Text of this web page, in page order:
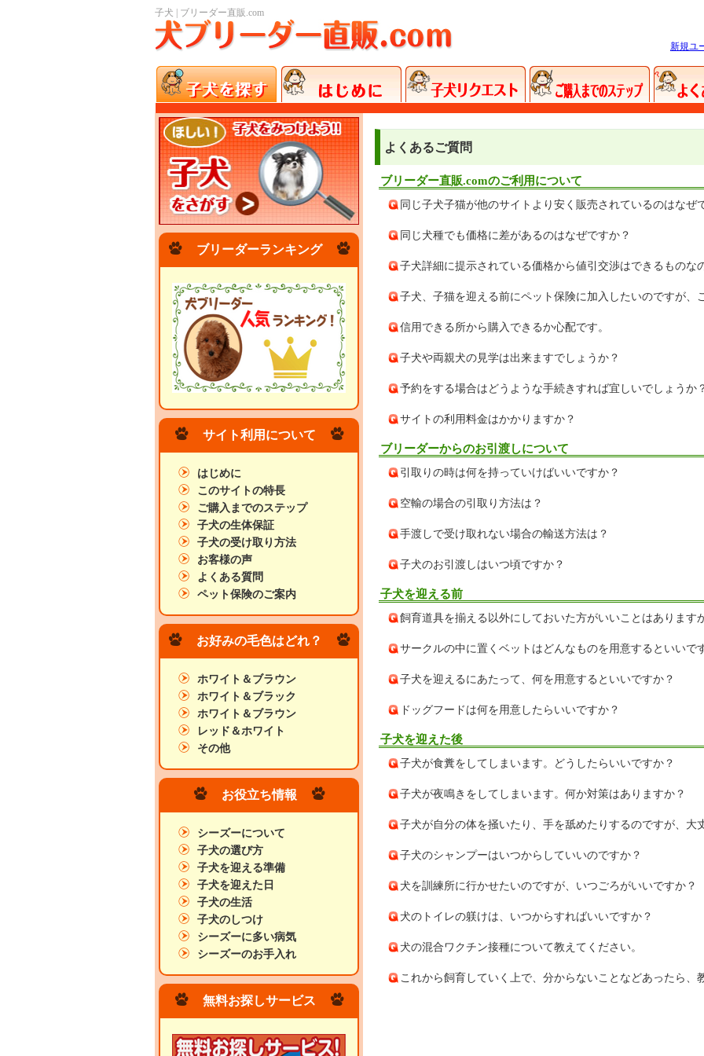
子犬 | ブリーダー直販.com
新規ユ
よくあるご質問
ブリーダー直販.comのご利用について
同じ子犬子猫が他のサイトより安く販売されているのはなぜ
同じ犬種でも価格に差があるのはなぜですか？
子犬詳細に提示されている価格から値引交渉はできるものな
子犬、子猫を迎える前にペット保険に加入したいのですが、
信用できる所から購入できるか心配です。
子犬や両親犬の見学は出来ますでしょうか？
予約をする場合はどうような手続きすれば宜しいでしょうか
サイトの利用料金はかかりますか？
ブリーダーからのお引渡しについて
引取りの時は何を持っていけばいいですか？
空輸の場合の引取り方法は？
手渡しで受け取れない場合の輸送方法は？
子犬のお引渡しはいつ頃ですか？
子犬を迎える前
飼育道具を揃える以外にしておいた方がいいことはあります
サークルの中に置くベットはどんなものを用意するといいで
子犬を迎えるにあたって、何を用意するといいですか？
ドッグフードは何を用意したらいいですか？
子犬を迎えた後
子犬が食糞をしてしまいます。どうしたらいいですか？
子犬が夜鳴きをしてしまいます。何か対策はありますか？
子犬が自分の体を掻いたり、手を舐めたりするのですが、大
子犬のシャンプーはいつからしていいのですか？
犬を訓練所に行かせたいのですが、いつごろがいいですか？
犬のトイレの躾けは、いつからすればいいですか？
犬の混合ワクチン接種について教えてください。
これから飼育していく上で、分からないことなどあったら、
ブリーダーランキング
サイト利用について
はじめに
このサイトの特長
ご購入までのステップ
子犬の生体保証
子犬の受け取り方法
お客様の声
よくある質問
ペット保険のご案内
お好みの毛色はどれ？
ホワイト＆ブラウン
ホワイト＆ブラック
ホワイト＆ブラウン
レッド＆ホワイト
その他
お役立ち情報
シーズーについて
子犬の選び方
子犬を迎える準備
子犬を迎えた日
子犬の生活
子犬のしつけ
シーズーに多い病気
シーズーのお手入れ
無料お探しサービス